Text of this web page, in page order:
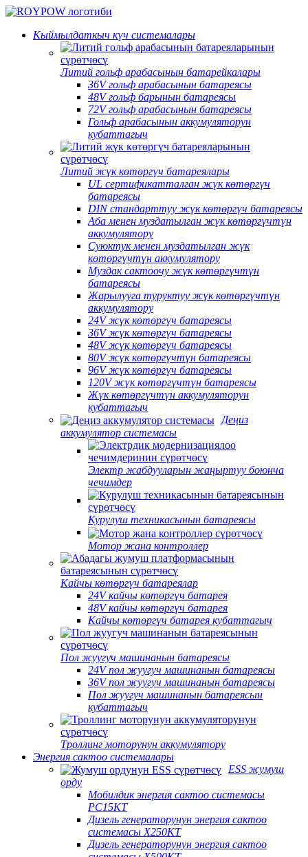
Кыймылдаткыч күч системалары
Литий гольф арабасынын батарейкалары
36V гольф арабасынын батареясы
48V гольф барынын батареясы
72V гольф арабасынын батареясы
Гольф арабасынын аккумуляторун
кубаттагыч
Литий жүк көтөргүч батареялары
UL сертификатталган жүк көтөргүч
батареясы
DIN стандарттуу жүк көтөргүч батареясы
Аба менен муздатылган жүк көтөргүчтүн
аккумулятору
Суюктук менен муздатылган жүк
көтөргүчтүн аккумулятору
Муздак сактоочу жүк көтөргүчтүн
батареясы
Жарылууга туруктуу жүк көтөргүчтүн
аккумулятору
24V жүк көтөргүч батареясы
36V жүк көтөргүч батареясы
48V жүк көтөргүч батареясы
80V жүк көтөргүчтүн батареясы
96V жүк көтөргүч батареясы
120V жүк көтөргүчтүн батареясы
Жүк көтөргүчтүн аккумуляторун
кубаттагыч
Деңиз
аккумулятор системасы
Электр жабдууларын жаңыртуу боюнча
чечимдер
Курулуш техникасынын батареясы
Мотор жана контроллер
Кайчы көтөргүч батареялар
24V кайчы көтөргүч батарея
48V кайчы көтөргүч батарея
Кайчы көтөргүч батарея кубаттагыч
Пол жуугуч машинанын батареясы
24V пол жуугуч машинанын батареясы
36V пол жуугуч машинанын батареясы
Пол жуугуч машинанын батареясын
кубаттагыч
Троллинг моторунун аккумулятору
Энергия сактоо системалары
ESS жумуш
орду
Мобилдик энергия сактоо системасы
PC15KT
Дизель генераторунун энергия сактоо
системасы X250KT
Дизель генераторунун энергия сактоо